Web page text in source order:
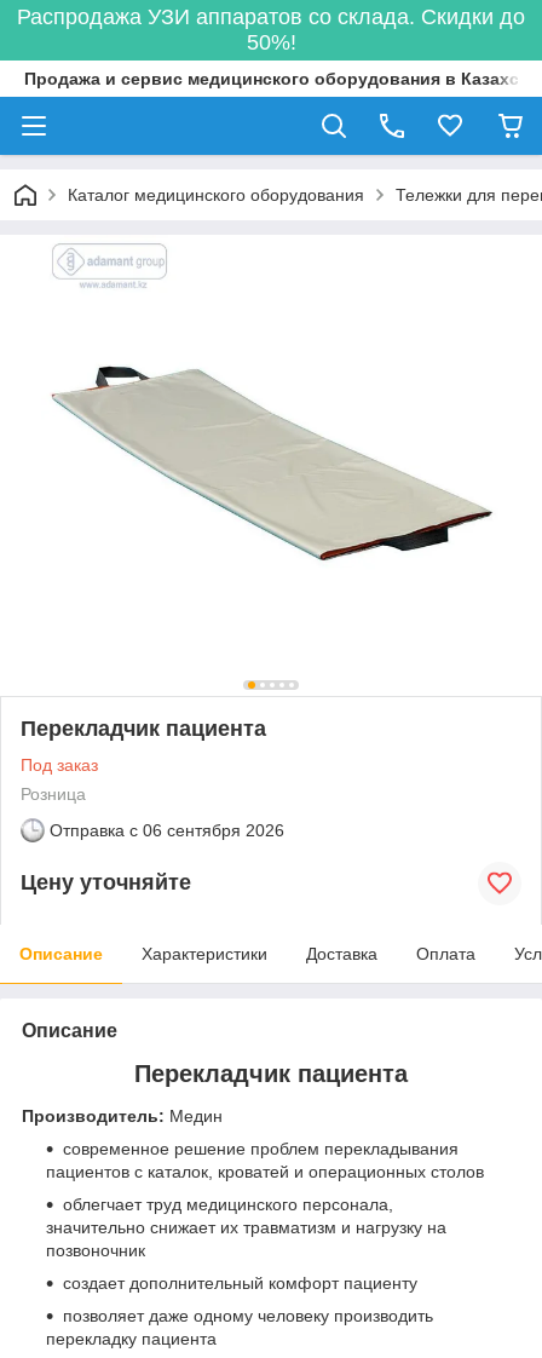
Распродажа УЗИ аппаратов со склада. Скидки до
50%!
Продажа и сервис медицинского оборудования в
Каталог медицинского оборудования Тележки для
Перекладчик пациента
Под заказ
Розница
Отправка с 06 сентября 2026
Цену уточняйте
Описание Характеристики Доставка Оплата
Описание
Перекладчик пациента
Производитель: Медин
современное решение проблем перекладывания
пациентов с каталок, кроватей и операционных столов
облегчает труд медицинского персонала,
значительно снижает их травматизм и нагрузку на
позвоночник
создает дополнительный комфорт пациенту
позволяет даже одному человеку производить
перекладку пациента